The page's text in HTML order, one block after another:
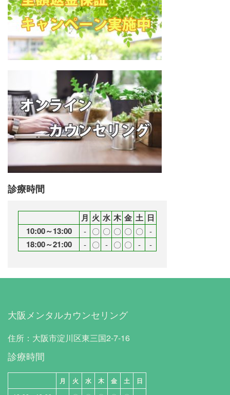
診療時間
月 火 水 木 金 土 日
10:00～13:00
‐ 〇 〇 〇 〇 〇 ‐
18:00～21:00 ‐ 〇 ‐ 〇 〇 ‐ ‐
大阪メンタルカウンセリング
住所：大阪市淀川区東三国2-7-16
診療時間
月 火 水 木 金 土
日